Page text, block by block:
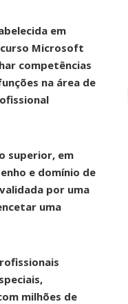
em
Microsoft
competências
na área de
superior, em
e domínio de
por uma
uma
milhões de